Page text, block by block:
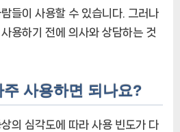
들이 사용할 수 있습니다. 그러나
용하기 전에 의사와 상담하는 것
사용하면 되나요?
의 심각도에 따라 사용 빈도가 다